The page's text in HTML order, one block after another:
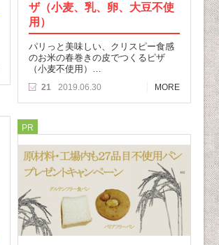
ザ（小麦、乳、卵、大豆不使
用）
パリっと美味しい、クリスピー食感
のお米の春巻きの皮でつくるピザ
（小麦不使用）…
21 2019.06.30 MORE
PR